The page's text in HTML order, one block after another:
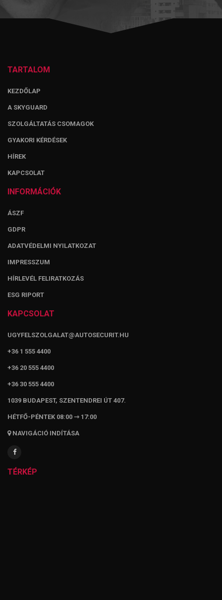
TARTALOM
KEZDŐLAP
A SKYGUARD
SZOLGÁLTATÁS CSOMAGOK
GYAKORI KÉRDÉSEK
HÍREK
KAPCSOLAT
INFORMÁCIÓK
ÁSZF
GDPR
ADATVÉDELMI NYILATKOZAT
IMPRESSZUM
HÍRLEVÉL FELIRATKOZÁS
ESG RIPORT
KAPCSOLAT
UGYFELSZOLGALAT@AUTOSECURIT.HU
+36 1 555 4400
+36 20 555 4400
+36 30 555 4400
1039 BUDAPEST, SZENTENDREI ÚT 407.
HÉTFŐ-PÉNTEK 08:00 ⇾ 17:00
NAVIGÁCIÓ INDÍTÁSA
TÉRKÉP